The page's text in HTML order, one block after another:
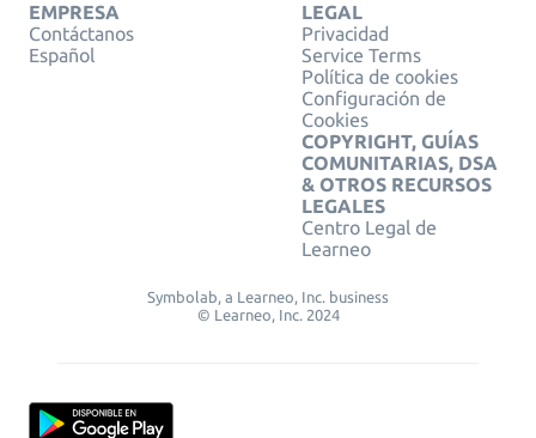
EMPRESA
Contáctanos
Español
LEGAL
Privacidad
Service Terms
Política de cookies
Configuración de
Cookies
COPYRIGHT, GUÍAS
COMUNITARIAS, DSA
& OTROS RECURSOS
LEGALES
Centro Legal de
Learneo
Symbolab, a Learneo, Inc. business
© Learneo, Inc. 2024